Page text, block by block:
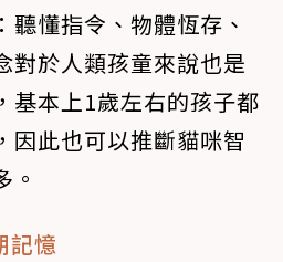
懂指令、物體恆存、
對於人類孩童來說也是
基本上1歲左右的孩子都
因此也可以推斷貓咪智
。
記憶